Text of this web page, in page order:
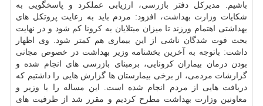
باشیم. مدیرکل دفتر بازرسی، ارزیابی عملکرد و پاسخگویی به
شکایات وزارت بهداشت، افزود: مردم باید به رعایت پروتکل های
بهداشتی اهتمام ورزند تا میزان مبتلایان به کرونا کم شود و در نهایت
بحث فوت شدگان ناشی از این بیماری هم کمتر شود. وی اظهار
داشت: باتوجه به آخرین بخشنامه وزیر بهداشت در خصوص مجانی
بودن درمان بیماران کرونایی، برمبنای بازرسی های انجام شده و
گزارشات مردمی، از برخی بیمارستان ها گزارش هایی را داشتیم که
دریافت هایی از مردم انجام شده است. این مساله را با وزیر و
معاونین وزارت بهداشت مطرح کردیم و مقرر شد از ظرفیت های